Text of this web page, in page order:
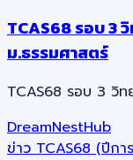
TCAS68 รอบ 3
ม.ธรรมศาสตร์
TCAS68 รอบ 3 วิท
DreamNestHub
ข่าว TCAS68 (ปีก